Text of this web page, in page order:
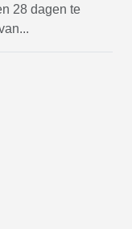
28 dagen te